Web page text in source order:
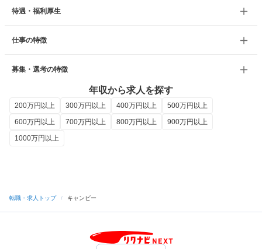
待遇・福利厚生
仕事の特徴
募集・選考の特徴
年収から求人を探す
200万円以上 300万円以上 400万円以上
500万円以上
600万円以上
700万円以上 800万円以上
900万円以上
1000万円以上
転職・求人トップ / キャンビー